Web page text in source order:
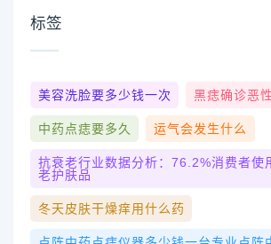
标签
美容洗脸要多少钱一次 黑痣确诊恶
中药点痣要多久 运气会发生什么
抗衰老行业数据分析：76.2%消费者使
老护肤品
冬天皮肤干燥痒用什么药